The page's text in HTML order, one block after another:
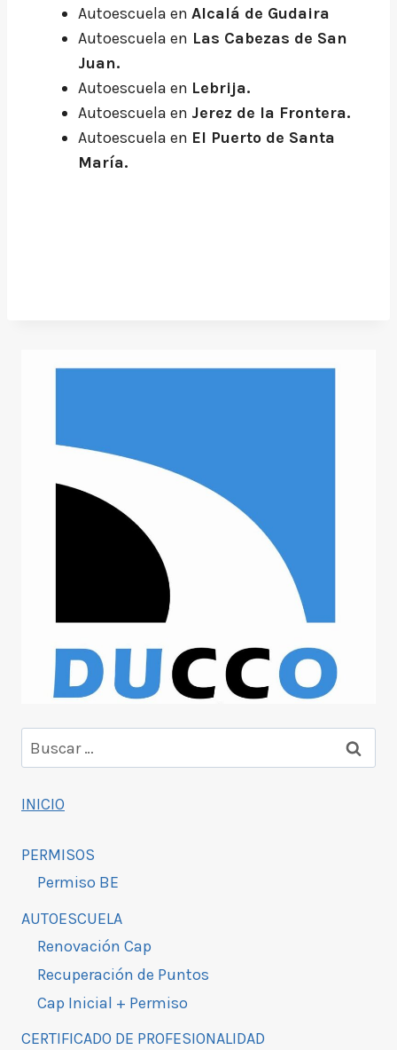
Autoescuela en Alcalá de Gudaira
Autoescuela en Las Cabezas de San
Juan.
Autoescuela en Lebrija.
Autoescuela en Jerez de la Frontera.
Autoescuela en El Puerto de Santa
María.
INICIO
PERMISOS
Permiso BE
AUTOESCUELA
Renovación Cap
Recuperación de Puntos
Cap Inicial + Permiso
CERTIFICADO DE PROFESIONALIDAD